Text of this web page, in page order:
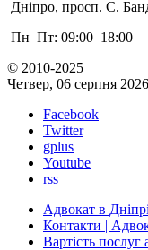
Дніпро, просп. С.
Пн–Пт: 09:00–18:00
© 2010-2025
Четвер, 06 серпня 2026
Facebook
Twitter
gplus
Youtube
rss
Адвокат в
Контакти |
Вартість послуг